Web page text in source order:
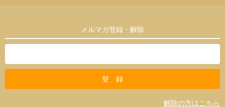
メルマガ登録・解除
解除の方はこちら